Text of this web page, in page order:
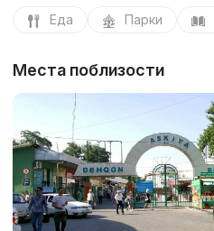
Еда Парки
Места поблизости